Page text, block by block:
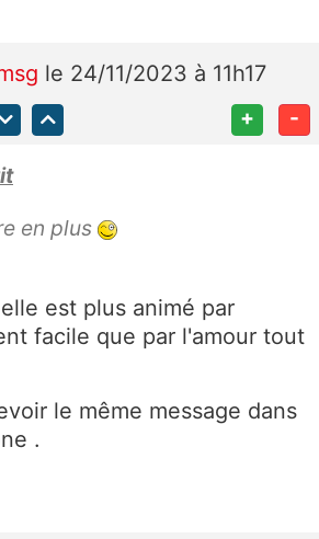
le 24/11/2023 à 11h17
+ -
en plus
est plus animé par
facile que par l'amour tout
le même message dans
.